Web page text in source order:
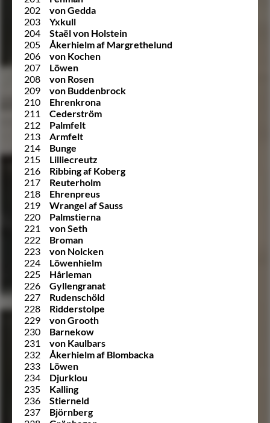
202
von Gedda
203
Yxkull
204
Staël von Holstein
205
Åkerhielm af Margrethelund
206
von Kochen
207
Löwen
208
von Rosen
209
von Buddenbrock
210
Ehrenkrona
211
Cederström
212
Palmfelt
213
Armfelt
214
Bunge
215
Lilliecreutz
216
Ribbing af Koberg
217
Reuterholm
218
Ehrenpreus
219
Wrangel af Sauss
220
Palmstierna
221
von Seth
222
Broman
223
von Nolcken
224
Löwenhielm
225
Hårleman
226
Gyllengranat
227
Rudenschöld
228
Ridderstolpe
229
von Grooth
230
Barnekow
231
von Kaulbars
232
Åkerhielm af Blombacka
233
Löwen
234
Djurklou
235
Kalling
236
Stierneld
237
Björnberg